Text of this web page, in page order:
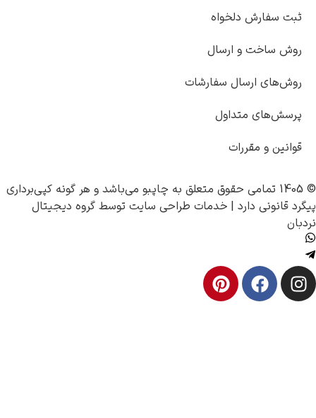
سفارش دلخواه
ساخت و ارسال
ارسال سفارشات
متداول
و مقررات
چاپبومی‌باشد و هر گونه کپی‌برداری
قانونی دارد |خدمات طراحی سایتتوسطگروه دیجیتال